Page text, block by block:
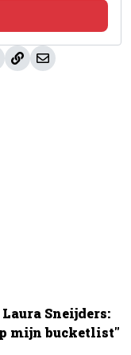
Sneijders:
mijn bucketlist"